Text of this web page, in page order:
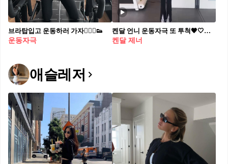
브라탑입고 운동하러 가자🏃🏻‍♀️👟​
운동자극
켄달 언니 운동자극 또 투척🖤🤍알로
켄달 제너
애슬레저